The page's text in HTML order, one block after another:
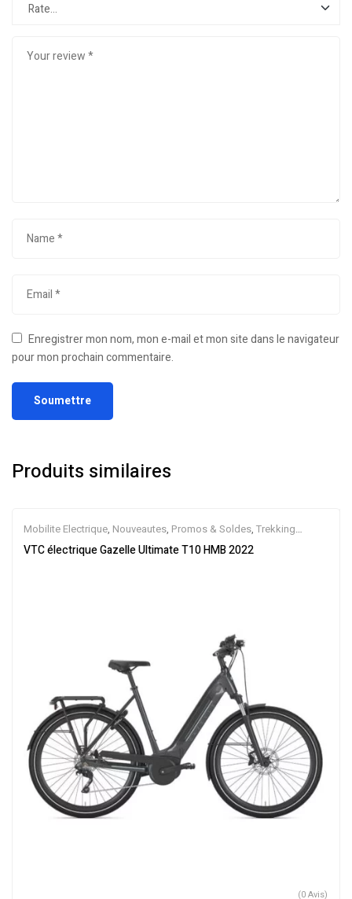
Enregistrer mon nom, mon e-mail et mon site dans le navigateur
pour mon prochain commentaire.
Produits similaires
Mobilite Electrique, Nouveautes, Promos & Soldes, Trekking
électrique,Vélo électrique ville,Velos Electriques,VTC Electrique
VTC électrique Gazelle Ultimate T10 HMB 2022
(0 Avis)